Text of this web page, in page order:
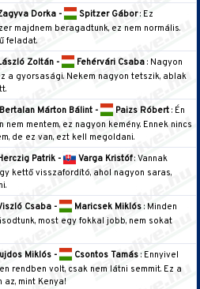
Dorka - Spitzer Gábor: Ez
majdnem beragadtunk, ez nem normális.
feladat.
Zoltán - Fehérvári Csaba: Nagyon
a gyorsasági. Nekem nagyon tetszik, ablak
Márton Bálint - Paizs Róbert: Én
nem mentem, ez nagyon kemény. Ennek nincs
de ez van, ezt kell megoldani.
Patrik - Varga Kristóf: Vannak
kettő visszafordító, ahol nagyon saras,
Csaba - Maricsek Miklós: Minden
most egy fokkal jobb, nem sokat
Miklós - Csontos Tamás: Ennyivel
rendben volt, csak nem látni semmit. Ez a
az, mint Kenya!